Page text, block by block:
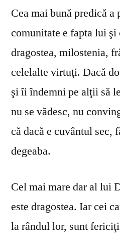
Cea mai bună predică
comunitate e fapta lui şi
dragostea, milostenia,
celelalte virtuţi. Dacă
şi îi îndemni pe alţii să
nu se vă­desc, nu
că dacă e cuvântul sec,
degeaba.
Cel mai mare dar al lui
este dragostea. Iar cei
la rândul lor, sunt